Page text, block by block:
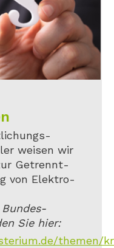
weisen wir
Getrennt-
von Elektro-
Sie hier: